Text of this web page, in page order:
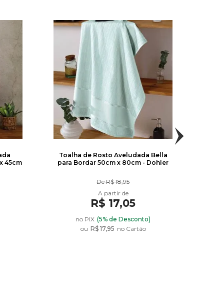
45cm
Toalha de Rosto Aveludada Bella
para Bordar 50cm x 80cm - Dohler
DeR$ 18,95
R$ 17,05
no PIX (5% de Desconto)
ou R$ 17,95 no Cartão